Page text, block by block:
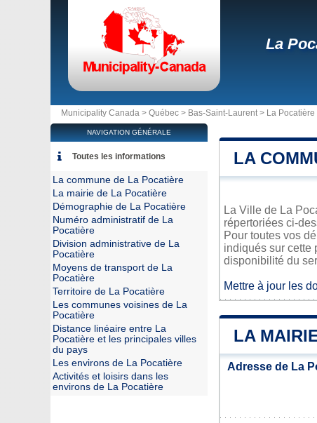
La
Municipality Canada > Québec > Bas-Saint-Laurent> La Pocatière
LA
La Ville de La
répertoriées ci-
Pour toutes vos
indiqués sur cette
disponibilité du
Mettre à jour les
LA
Adresse de La
NAVIGATION GÉNÉRALE
Toutes les informations
La commune de La Pocatière
La mairie de La Pocatière
Démographie de La Pocatière
Numéro administratif de La
Pocatière
Division administrative de La
Pocatière
Moyens de transport de La
Pocatière
Territoire de La Pocatière
Les communes voisines de La
Pocatière
Distance linéaire entre La
Pocatière et les principales villes
du pays
Les environs de La Pocatière
Activités et loisirs dans les
environs de La Pocatière